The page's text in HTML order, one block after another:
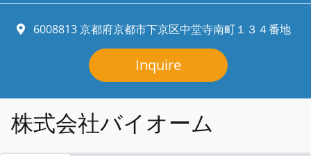
6008813 京都府京都市下京区中堂寺南町１３４番地
Inquire
株式会社バイオーム